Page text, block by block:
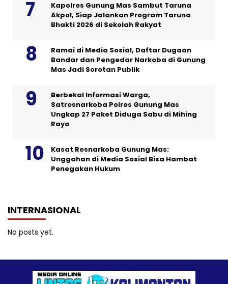
Kapolres Gunung Mas Sambut Taruna
Akpol, Siap Jalankan Program Taruna
Bhakti 2026 di Sekolah Rakyat
Ramai di Media Sosial, Daftar Dugaan
Bandar dan Pengedar Narkoba di Gunung
Mas Jadi Sorotan Publik
Berbekal Informasi Warga,
Satresnarkoba Polres Gunung Mas
Ungkap 27 Paket Diduga Sabu di Mihing
Raya
Kasat Resnarkoba Gunung Mas:
Unggahan di Media Sosial Bisa Hambat
Penegakan Hukum
INTERNASIONAL
No posts yet.